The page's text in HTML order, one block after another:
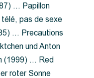
… Papillon
pas de sexe
… Precautions
und Anton
(1999) … Red
roter Sonne